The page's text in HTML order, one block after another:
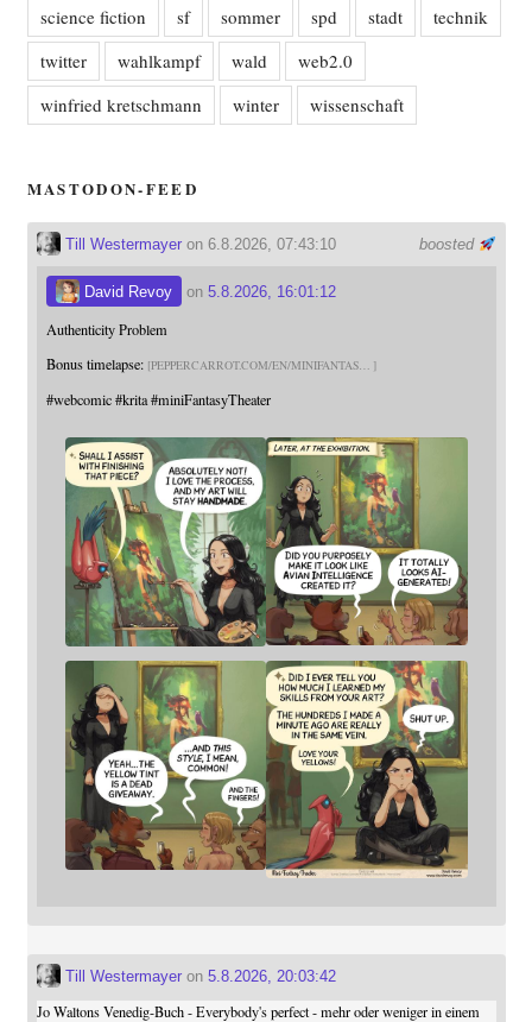
science fiction sf sommer spd stadt
technik
twitter
wahlkampf wald
web2.0
winfried kretschmann
winter wissenschaft
MASTODON-FEED
boosted
Till Westermayeron 6.8.2026, 07:43:10
David Revoy on 5.8.2026, 16:01:12
Authenticity Problem
Bonus timelapse: PEPPERCARROT.COM/EN/MINIFANTAS
#webcomic #krita #miniFantasyTheater
Till Westermayeron 5.8.2026, 20:03:42
Jo Waltons Venedig-Buch - Everybody's perfect - mehr oder weniger in einem